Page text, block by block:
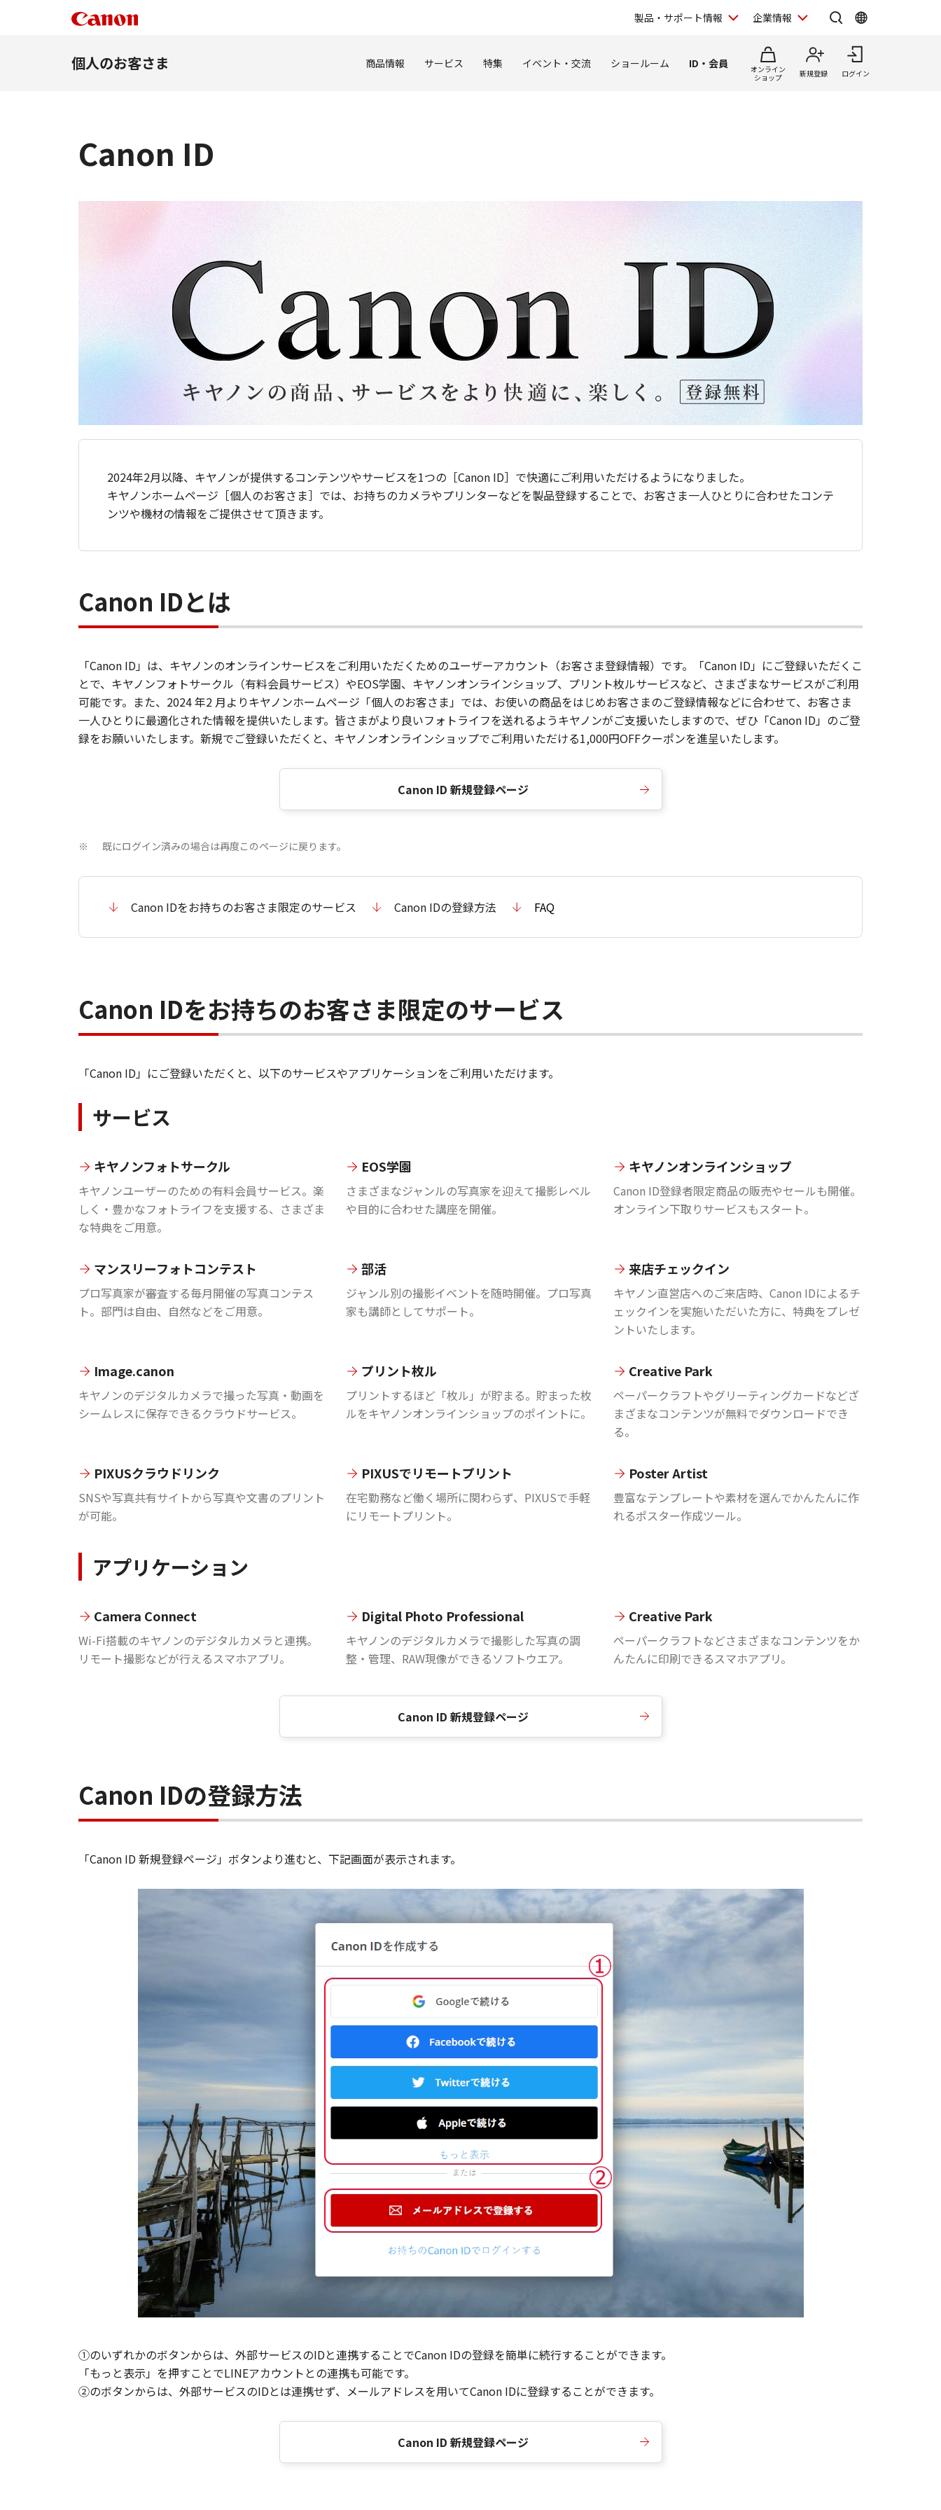
製品・サポート情報 企業情報
個人のお客さま 商品情報 サービス 特集 イベント・交流 ショールーム ID・会員
オンライン
ショップ
新規登録 ログイン
Canon ID
2024年2月以降、キヤノンが提供するコンテンツやサービスを1つの［Canon ID］で快適にご利用いただけるようになりました。
キヤノンホームページ［個人のお客さま］では、お持ちのカメラやプリンターなどを製品登録することで、お客さま一人ひとりに合わせたコンテ
ンツや機材の情報をご提供させて頂きます。
Canon IDとは
「Canon ID」は、キヤノンのオンラインサービスをご利用いただくためのユーザーアカウント（お客さま登録情報）です。「Canon ID」にご登録いただくこ
とで、キヤノンフォトサークル（有料会員サービス）やEOS学園、キヤノンオンラインショップ、プリント枚ルサービスなど、さまざまなサービスがご利用
可能です。また、2024 年2 月よりキヤノンホームページ「個人のお客さま」では、お使いの商品をはじめお客さまのご登録情報などに合わせて、お客さま
一人ひとりに最適化された情報を提供いたします。皆さまがより良いフォトライフを送れるようキヤノンがご支援いたしますので、ぜひ「Canon ID」のご登
録をお願いいたします。新規でご登録いただくと、キヤノンオンラインショップでご利用いただける1,000円OFFクーポンを進呈いたします。
Canon ID 新規登録ページ
※ 既にログイン済みの場合は再度このページに戻ります。
Canon IDをお持ちのお客さま限定のサービス Canon IDの登録方法 FAQ
Canon IDをお持ちのお客さま限定のサービス
「Canon ID」にご登録いただくと、以下のサービスやアプリケーションをご利用いただけます。
サービス
キヤノンフォトサークル
キヤノンユーザーのための有料会員サービス。楽
しく・豊かなフォトライフを支援する、さまざま
な特典をご用意。
EOS学園
さまざまなジャンルの写真家を迎えて撮影レベル
や目的に合わせた講座を開催。
キヤノンオンラインショップ
Canon ID登録者限定商品の販売やセールも開催。
オンライン下取りサービスもスタート。
マンスリーフォトコンテスト
プロ写真家が審査する毎月開催の写真コンテス
ト。部門は自由、自然などをご用意。
部活
ジャンル別の撮影イベントを随時開催。プロ写真
家も講師としてサポート。
来店チェックイン
キヤノン直営店へのご来店時、Canon IDによるチ
ェックインを実施いただいた方に、特典をプレゼ
ントいたします。
Image.canon
キヤノンのデジタルカメラで撮った写真・動画を
シームレスに保存できるクラウドサービス。
プリント枚ル
プリントするほど「枚ル」が貯まる。貯まった枚
ルをキヤノンオンラインショップのポイントに。
Creative Park
ペーパークラフトやグリーティングカードなどざ
まざまなコンテンツが無料でダウンロードでき
る。
PIXUSクラウドリンク
SNSや写真共有サイトから写真や文書のプリント
が可能。
PIXUSでリモートプリント
在宅勤務など働く場所に関わらず、PIXUSで手軽
にリモートプリント。
Poster Artist
豊富なテンプレートや素材を選んでかんたんに作
れるポスター作成ツール。
アプリケーション
Camera Connect
Wi-Fi搭載のキヤノンのデジタルカメラと連携。
リモート撮影などが行えるスマホアプリ。
Digital Photo Professional
キヤノンのデジタルカメラで撮影した写真の調
整・管理、RAW現像ができるソフトウエア。
Creative Park
ペーパークラフトなどさまざまなコンテンツをか
んたんに印刷できるスマホアプリ。
Canon ID 新規登録ページ
Canon IDの登録方法
「Canon ID 新規登録ページ」ボタンより進むと、下記画面が表示されます。
①のいずれかのボタンからは、外部サービスのIDと連携することでCanon IDの登録を簡単に続行することができます。
「もっと表示」を押すことでLINEアカウントとの連携も可能です。
②のボタンからは、外部サービスのIDとは連携せず、メールアドレスを用いてCanon IDに登録することができます。
Canon ID 新規登録ページ